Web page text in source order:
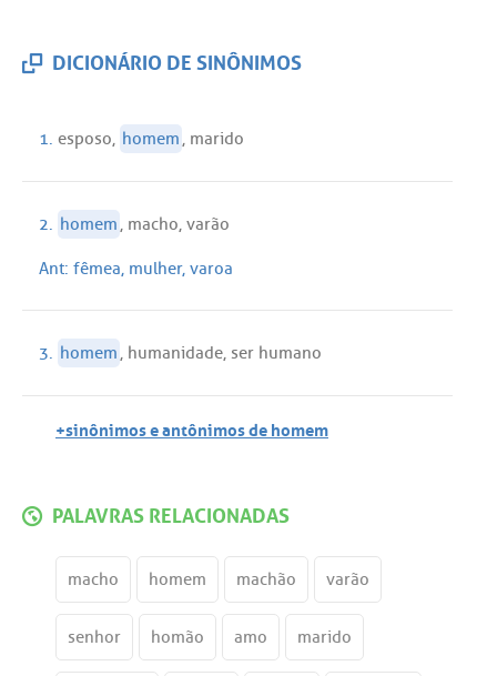
DICIONÁRIO DE SINÔNIMOS
1. esposo, homem, marido
2. homem, macho, varão
Ant: fêmea, mulher, varoa
3. homem, humanidade, ser humano
+sinônimos e antônimos de homem
PALAVRAS RELACIONADAS
macho homem machão varão
senhor homão amo marido